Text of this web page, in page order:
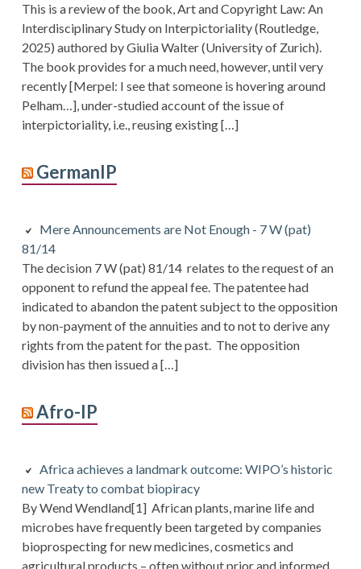
This is a review of the book, Art and Copyright Law: An
Interdisciplinary Study on Interpictoriality (Routledge,
2025) authored by Giulia Walter (University of Zurich).
The book provides for a much need, however, until very
recently [Merpel: I see that someone is hovering around
Pelham…], under-studied account of the issue of
interpictoriality, i.e., reusing existing […]
GermanIP
Mere Announcements are Not Enough - 7 W (pat)
81/14
The decision 7 W (pat) 81/14 relates to the request of an
opponent to refund the appeal fee. The patentee had
indicated to abandon the patent subject to the opposition
by non-payment of the annuities and to not to derive any
rights from the patent for the past. The opposition
division has then issued a […]
Afro-IP
Africa achieves a landmark outcome: WIPO’s historic
new Treaty to combat biopiracy
By Wend Wendland[1] African plants, marine life and
microbes have frequently been targeted by companies
bioprospecting for new medicines, cosmetics and
agricultural products – often without prior and informed